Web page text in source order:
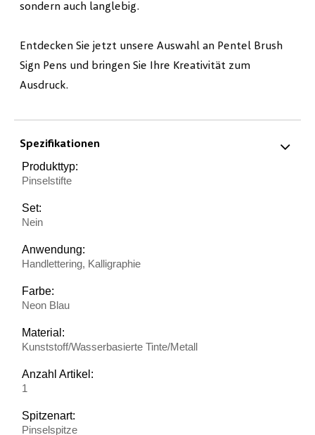
sondern auch langlebig.
Entdecken Sie jetzt unsere Auswahl an Pentel Brush
Sign Pens und bringen Sie Ihre Kreativität zum
Ausdruck.
Spezifikationen
Produkttyp:
Pinselstifte
Set:
Nein
Anwendung:
Handlettering, Kalligraphie
Farbe:
Neon Blau
Material:
Kunststoff/Wasserbasierte Tinte/Metall
Anzahl Artikel:
1
Spitzenart:
Pinselspitze